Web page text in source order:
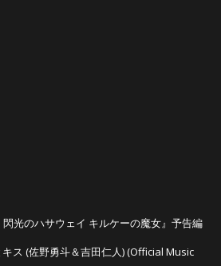
閃光のハサウェイ キルケーの魔女』予告編
ス (佐野勇斗＆吉田仁人) (Official Music